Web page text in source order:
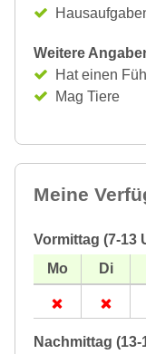
Weitere
Hat einen
Mag Tiere
Meine
Vormittag (7-13
Nachmittag (13-